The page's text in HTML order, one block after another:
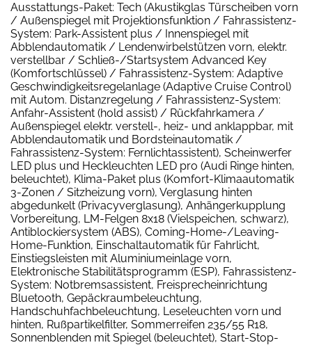
Ausstattungs-Paket: Tech (Akustikglas Türscheiben vorn
/ Außenspiegel mit Projektionsfunktion / Fahrassistenz-
System: Park-Assistent plus / Innenspiegel mit
Abblendautomatik / Lendenwirbelstützen vorn, elektr.
verstellbar / Schließ-/Startsystem Advanced Key
(Komfortschlüssel) / Fahrassistenz-System: Adaptive
Geschwindigkeitsregelanlage (Adaptive Cruise Control)
mit Autom. Distanzregelung / Fahrassistenz-System:
Anfahr-Assistent (hold assist) / Rückfahrkamera /
Außenspiegel elektr. verstell-, heiz- und anklappbar, mit
Abblendautomatik und Bordsteinautomatik /
Fahrassistenz-System: Fernlichtassistent), Scheinwerfer
LED plus und Heckleuchten LED pro (Audi Ringe hinten,
beleuchtet), Klima-Paket plus (Komfort-Klimaautomatik
3-Zonen / Sitzheizung vorn), Verglasung hinten
abgedunkelt (Privacyverglasung), Anhängerkupplung
Vorbereitung, LM-Felgen 8x18 (Vielspeichen, schwarz),
Antiblockiersystem (ABS), Coming-Home-/Leaving-
Home-Funktion, Einschaltautomatik für Fahrlicht,
Einstiegsleisten mit Aluminiumeinlage vorn,
Elektronische Stabilitätsprogramm (ESP), Fahrassistenz-
System: Notbremsassistent, Freisprecheinrichtung
Bluetooth, Gepäckraumbeleuchtung,
Handschuhfachbeleuchtung, Leseleuchten vorn und
hinten, Rußpartikelfilter, Sommerreifen 235/55 R18,
Sonnenblenden mit Spiegel (beleuchtet), Start-Stop-